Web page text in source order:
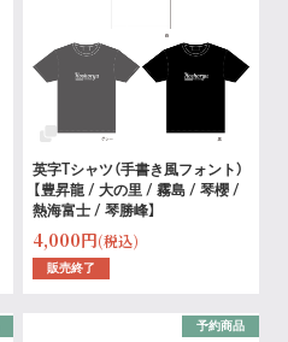
英字Tシャツ（手書き風フォント）
【豊昇龍 / 大の里 / 霧島 / 琴櫻 /
熱海富士 / 琴勝峰】
4,000円(税込)
販売終了
予約商品